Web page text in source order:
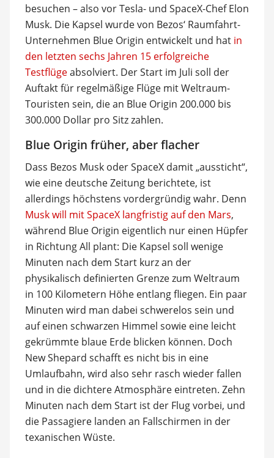
besuchen – also vor Tesla- und SpaceX-Chef Elon
Musk. Die Kapsel wurde von Bezos‘ Raumfahrt-
Unternehmen Blue Origin entwickelt und hat in
den letzten sechs Jahren 15 erfolgreiche
Testflügeabsolviert. Der Start im Juli soll der
Auftakt für regelmäßige Flüge mit Weltraum-
Touristen sein, die an Blue Origin 200.000 bis
300.000 Dollar pro Sitz zahlen.
Blue Origin früher, aber flacher
Dass Bezos Musk oder SpaceX damit „aussticht“,
wie eine deutsche Zeitung berichtete, ist
allerdings höchstens vordergründig wahr. Denn
Musk will mit SpaceX langfristig auf den Mars,
während Blue Origin eigentlich nur einen Hüpfer
in Richtung All plant: Die Kapsel soll wenige
Minuten nach dem Start kurz an der
physikalisch definierten Grenze zum Weltraum
in 100 Kilometern Höhe entlang fliegen. Ein paar
Minuten wird man dabei schwerelos sein und
auf einen schwarzen Himmel sowie eine leicht
gekrümmte blaue Erde blicken können. Doch
New Shepard schafft es nicht bis in eine
Umlaufbahn, wird also sehr rasch wieder fallen
und in die dichtere Atmosphäre eintreten. Zehn
Minuten nach dem Start ist der Flug vorbei, und
die Passagiere landen an Fallschirmen in der
texanischen Wüste.